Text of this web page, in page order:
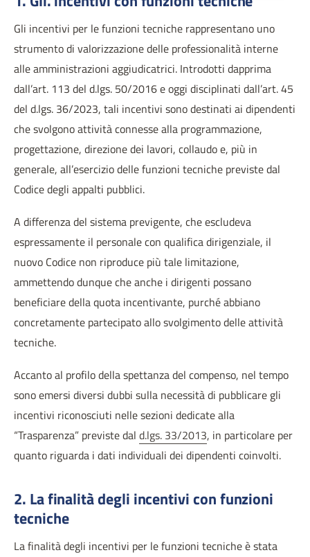
Gli incentivi per le funzioni tecniche rappresentano uno
strumento di valorizzazione delle professionalità interne
alle amministrazioni aggiudicatrici. Introdotti dapprima
dall’art. 113 del d.lgs. 50/2016 e oggi disciplinati dall’art. 45
del d.lgs. 36/2023, tali incentivi sono destinati ai dipendenti
che svolgono attività connesse alla programmazione,
progettazione, direzione dei lavori, collaudo e, più in
generale, all’esercizio delle funzioni tecniche previste dal
Codice degli appalti pubblici.
A differenza del sistema previgente, che escludeva
espressamente il personale con qualifica dirigenziale, il
nuovo Codice non riproduce più tale limitazione,
ammettendo dunque che anche i dirigenti possano
beneficiare della quota incentivante, purché abbiano
concretamente partecipato allo svolgimento delle attività
tecniche.
Accanto al profilo della spettanza del compenso, nel tempo
sono emersi diversi dubbi sulla necessità di pubblicare gli
incentivi riconosciuti nelle sezioni dedicate alla
“Trasparenza” previste dal d.lgs. 33/2013, in particolare per
quanto riguarda i dati individuali dei dipendenti coinvolti.
2. La finalità degli incentivi con funzioni
tecniche
La finalità degli incentivi per le funzioni tecniche è stata